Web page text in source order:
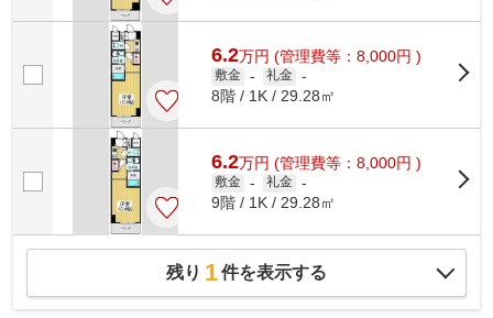
6.2万円 (管理費等：8,000円 )
敷金 - 礼金 -
8階 / 1K / 29.28㎡
6.2万円 (管理費等：8,000円 )
敷金 - 礼金 -
9階 / 1K / 29.28㎡
残り 1件を表示する